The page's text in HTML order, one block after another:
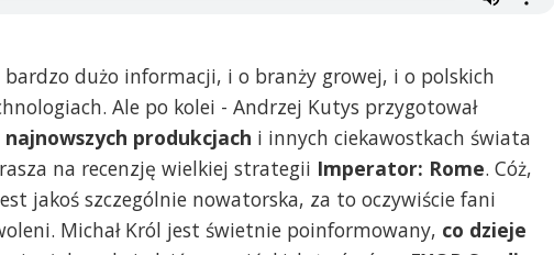
dużo informacji, i o branży growej, i o polskich
Ale po kolei - Andrzej Kutys przygotował
produkcjach i innych ciekawostkach świata
na recenzję wielkiej strategii Imperator: Rome. Cóż,
jakoś szczególnie nowatorska, za to oczywiście fani
Michał Król jest świetnie poinformowany, co dzieje